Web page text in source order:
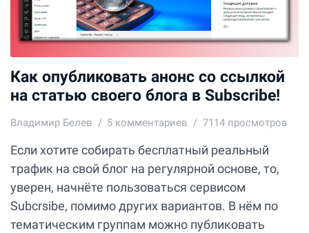
Как опубликовать анонс со ссылкой
на статью своего блога в Subscribe!
Владимир Белев 5 комментариев 7114 просмотров
Если хотите собирать бесплатный реальный
трафик на свой блог на регулярной основе, то,
уверен, начнёте пользоваться сервисом
Subcrsibe, помимо других вариантов. В нём по
тематическим группам можно публиковать